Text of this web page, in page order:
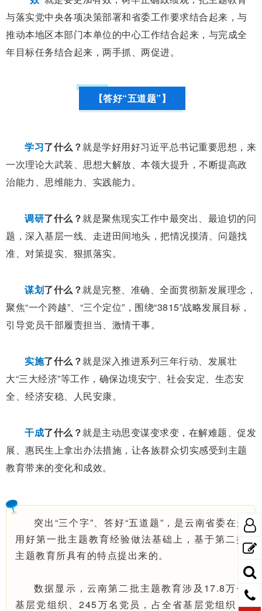
与落实党中央各项决策部署和省委工作要求结合起来，与
推动本地区本部门本单位的中心工作结合起来，与完成全
年目标任务结合起来，两手抓、两促进。
【答好“五道题”】
学习了什么？就是学好用好习近平总书记重要思想，来
一次理论大武装、思想大解放、本领大提升，不断提高政
治能力、思维能力、实践能力。
调研了什么？就是聚焦现实工作中最突出、最迫切的问
题，深入基层一线、走进田间地头，把情况摸清、问题找
准、对策提实、狠抓落实。
谋划了什么？就是完整、准确、全面贯彻新发展理念，
聚焦“一个跨越”、“三个定位”，围绕“3815”战略发展目标，
引导党员干部履责担当、激情干事。
实施了什么？就是深入推进系列三年行动、发展壮
大“三大经济”等工作，确保边境安宁、社会安定、生态安
全、经济安稳、人民安康。
干成了什么？就是主动思变谋变求变，在解难题、促发
展、惠民生上拿出办法措施，让各族群众切实感受到主题
教育带来的变化和成效。
突出“三个字”、答好“五道题”，是云南省委在运
用好第一批主题教育经验做法基础上，基于第二批
主题教育所具有的特点提出来的。
数据显示，云南第二批主题教育涉及17.8万个
基层党组织、245万名党员，占全省基层党组织、